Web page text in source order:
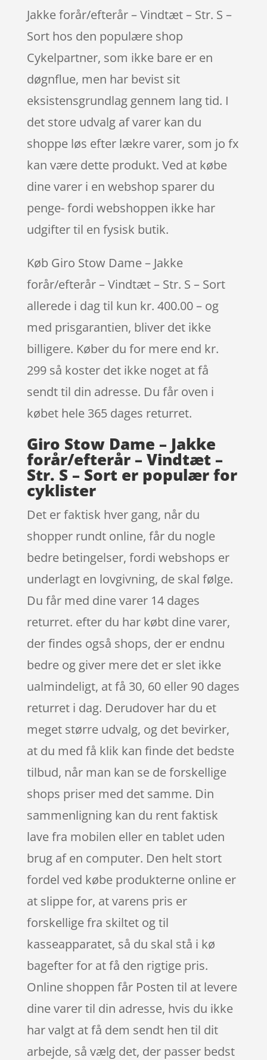
Jakke forår/efterår – Vindtæt – Str. S –
Sort hos den populære shop
Cykelpartner, som ikke bare er en
døgnflue, men har bevist sit
eksistensgrundlag gennem lang tid. I
det store udvalg af varer kan du
shoppe løs efter lækre varer, som jo fx
kan være dette produkt. Ved at købe
dine varer i en webshop sparer du
penge- fordi webshoppen ikke har
udgifter til en fysisk butik.
Køb Giro Stow Dame – Jakke
forår/efterår – Vindtæt – Str. S – Sort
allerede i dag til kun kr. 400.00 – og
med prisgarantien, bliver det ikke
billigere. Køber du for mere end kr.
299 så koster det ikke noget at få
sendt til din adresse. Du får oven i
købet hele 365 dages returret.
Giro Stow Dame – Jakke
forår/efterår – Vindtæt –
Str. S – Sort er populær for
cyklister
Det er faktisk hver gang, når du
shopper rundt online, får du nogle
bedre betingelser, fordi webshops er
underlagt en lovgivning, de skal følge.
Du får med dine varer 14 dages
returret. efter du har købt dine varer,
der findes også shops, der er endnu
bedre og giver mere det er slet ikke
ualmindeligt, at få 30, 60 eller 90 dages
returret i dag. Derudover har du et
meget større udvalg, og det bevirker,
at du med få klik kan finde det bedste
tilbud, når man kan se de forskellige
shops priser med det samme. Din
sammenligning kan du rent faktisk
lave fra mobilen eller en tablet uden
brug af en computer. Den helt stort
fordel ved købe produkterne online er
at slippe for, at varens pris er
forskellige fra skiltet og til
kasseapparatet, så du skal stå i kø
bagefter for at få den rigtige pris.
Online shoppen får Posten til at levere
dine varer til din adresse, hvis du ikke
har valgt at få dem sendt hen til dit
arbejde, så vælg det, der passer bedst